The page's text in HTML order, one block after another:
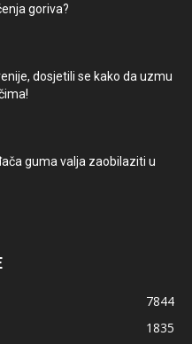
goriva?
dosjetili se kako da uzmu
guma valja zaobilaziti u
7844
1835